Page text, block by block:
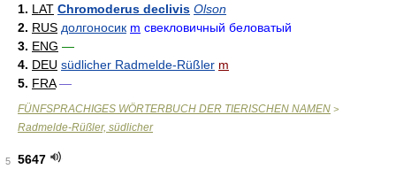
1. LAT Chromoderus declivis Olson
2. RUS долгоносик m свекловичный беловатый
3. ENG —
4. DEU südlicher Radmelde-Rüßler m
5. FRA —
FÜNFSPRACHIGES WÖRTERBUCH DER TIERISCHEN NAMEN >
Radmelde-Rüßler, südlicher
5
5647